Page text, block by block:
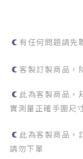
有任何問題請先
客製訂製商品，
此為客製商品，
實測量正確手圍尺
此為客製商品，
請勿下單